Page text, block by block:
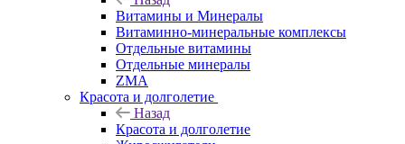
Витамины и Минералы
Витаминно-минеральные комплексы
Отдельные витамины
Отдельные минералы
ZMA
Красота и долголетие
Назад
Красота и долголетие